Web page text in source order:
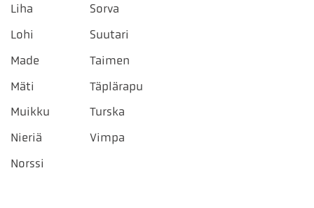
Liha
Lohi
Made
Mäti
Muikku
Nieriä
Norssi
Sorva
Suutari
Taimen
Täplärapu
Turska
Vimpa